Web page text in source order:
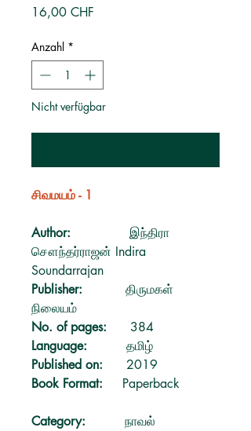
16,00 CHF
Anzahl *
Nicht verfügbar
சிவமயம் - 1
Author: இந்திரா
சௌந்தர்ராஜன் Indira
Soundarrajan
Publisher: திருமகள்
நிலையம்
No. of pages: 384
Language: தமிழ்
Published on: 2019
Book Format: Paperback
Category: நாவல்